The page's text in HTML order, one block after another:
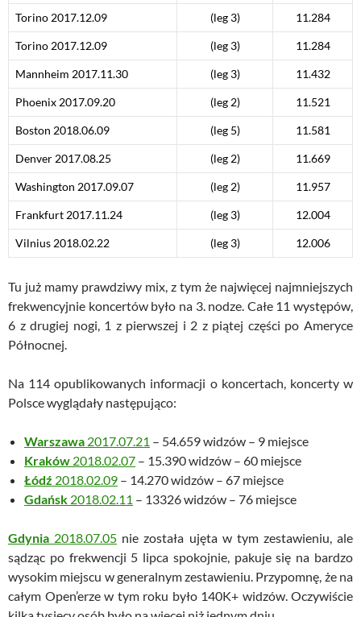
Torino 2017.12.09 (leg 3) 11.284
Torino 2017.12.09 (leg 3) 11.284
Mannheim 2017.11.30 (leg 3) 11.432
Phoenix 2017.09.20 (leg 2) 11.521
Boston 2018.06.09 (leg 5) 11.581
Denver 2017.08.25 (leg 2) 11.669
Washington 2017.09.07 (leg 2) 11.957
Frankfurt 2017.11.24 (leg 3) 12.004
Vilnius 2018.02.22 (leg 3) 12.006
Tu już mamy prawdziwy mix, z tym że najwięcej najmniejszych
frekwencyjnie koncertów było na 3. nodze. Całe 11 występów,
6 z drugiej nogi, 1 z pierwszej i 2 z piątej części po Ameryce
Północnej.
Na 114 opublikowanych informacji o koncertach, koncerty w
Polsce wyglądały następująco:
Warszawa 2017.07.21 – 54.659 widzów – 9 miejsce
Kraków 2018.02.07 – 15.390 widzów – 60 miejsce
Łódź 2018.02.09 – 14.270 widzów – 67 miejsce
Gdańsk 2018.02.11 – 13326 widzów – 76 miejsce
Gdynia 2018.07.05 nie została ujęta w tym zestawieniu, ale
sądząc po frekwencji 5 lipca spokojnie, pakuje się na bardzo
wysokim miejscu w generalnym zestawieniu. Przypomnę, że na
całym Open’erze w tym roku było 140K+ widzów. Oczywiście